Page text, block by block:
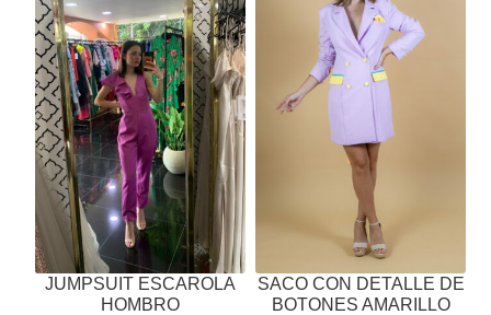
JUMPSUIT ESCAROLA
HOMBRO
MÚLTIPLES
VARIANTES.
LAS
OPCIONES
SE
PUEDEN
ELEGIR
LA
PÁGINA
DE
SACO CON DETALLE DE
BOTONES AMARILLO
MÚLTIPLES
VARIANTES.
OPCIONES
DE